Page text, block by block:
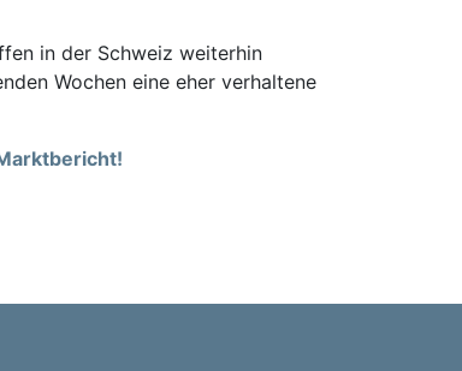
in der Schweiz weiterhin
Wochen eine eher verhaltene